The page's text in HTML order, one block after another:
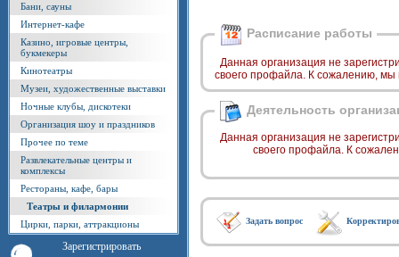
Бани, сауны
Интернет-кафе
Казино, игровые центры,
букмекеры
Кинотеатры
Музеи, художественные выставки
Ночные клубы, дискотеки
Организация шоу и праздников
Прочее по теме
Развлекательные центры и
комплексы
Рестораны, кафе, бары
Театры и филармонии
Цирки, парки, аттракционы
Зарегистрировать
Расписание работы
Данная организация не
своего профайла. К сожалению,
Деятельность
Данная организация не
своего профайла. К
Задать вопрос